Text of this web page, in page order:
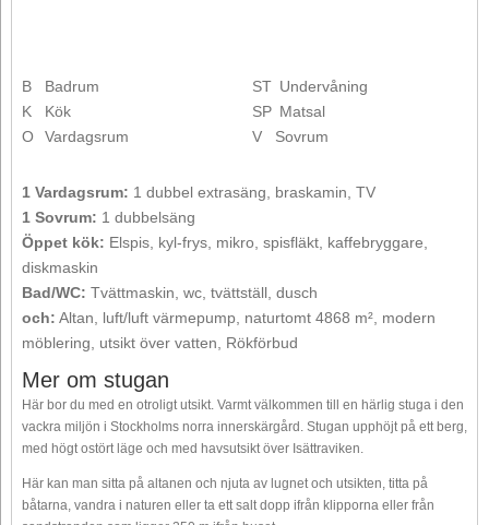
B
Badrum
K
Kök
O
Vardagsrum
ST Undervåning
SP Matsal
V
Sovrum
1 Vardagsrum: 1 dubbel extrasäng, braskamin, TV
1 Sovrum: 1 dubbelsäng
Öppet kök: Elspis, kyl-frys, mikro, spisfläkt, kaffebryggare,
diskmaskin
Bad/WC: Tvättmaskin, wc, tvättställ, dusch
och: Altan, luft/luft värmepump, naturtomt 4868 m², modern
möblering, utsikt över vatten, Rökförbud
Mer om stugan
Här bor du med en otroligt utsikt. Varmt välkommen till en härlig stuga i den
vackra miljön i Stockholms norra innerskärgård. Stugan upphöjt på ett berg,
med högt ostört läge och med havsutsikt över Isättraviken.
Här kan man sitta på altanen och njuta av lugnet och utsikten, titta på
båtarna, vandra i naturen eller ta ett salt dopp ifrån klipporna eller från